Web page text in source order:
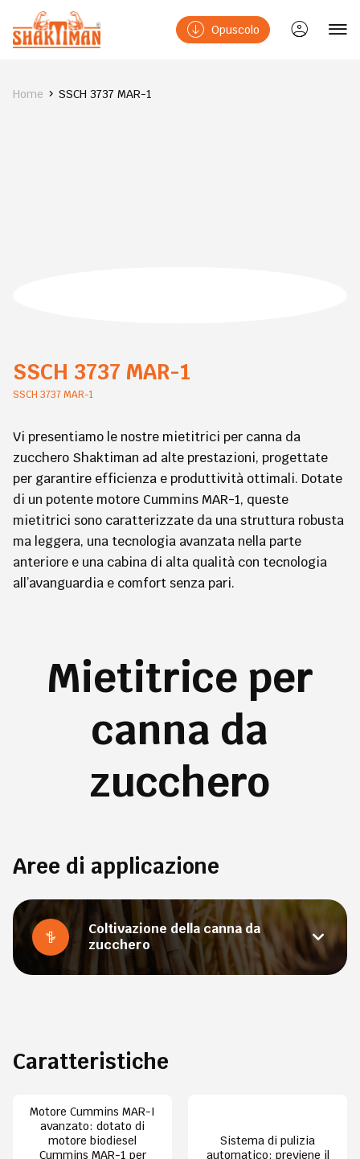
Opuscolo
Home SSCH 3737 MAR-1
SSCH 3737 MAR-1
SSCH 3737 MAR-1
Vi presentiamo le nostre mietitrici per canna da
zucchero Shaktiman ad alte prestazioni, progettate
per garantire efficienza e produttività ottimali. Dotate
di un potente motore Cummins MAR-1, queste
mietitrici sono caratterizzate da una struttura robusta
ma leggera, una tecnologia avanzata nella parte
anteriore e una cabina di alta qualità con tecnologia
all’avanguardia e comfort senza pari.
Mietitrice per
canna da
zucchero
Aree di applicazione
Coltivazione della canna da
zucchero
Caratteristiche
Motore Cummins MAR-I
avanzato: dotato di
motore biodiesel
Cummins MAR-1 per
Sistema di pulizia
automatico: previene il